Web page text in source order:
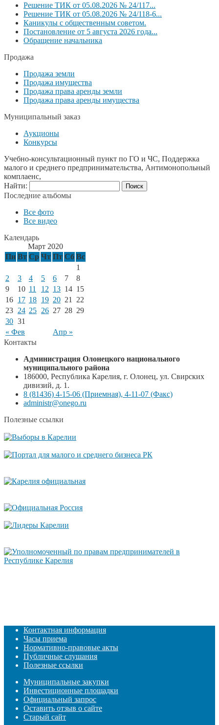
Решение ТИК от 05.08.2026 № 24/117...
Решение ТИК от 05.08.2026 № 24/118-6...
Каникулы с общественным советом.
Постановление от 5 августа 2026 года...
Обращение начальника
Продажа
Продажа земли
Продажа имущества
Продажа права аренды земли
Продажа права аренды имущества
Муниципальный заказ
Аукционы
Конкурсы
Учебно-консультационный пункт по ГО и ЧС, Поддержка
малого и среднего предпринимательства, Антимонопольный
комплаенс,
Найти:
Последние альбомы
Все фото
Все видео
Календарь
Март 2020
Пн Вт Ср Чт Пт Сб Вс
« Фев Апр »
1
2
3 4 5 6 7
8
9
10 11 12 13 14 15
16 17 18 19 20 21
22
23 24 25 26 27 28 29
30 31
Контакты
Администрация Олонецкого национального
муниципального района
186000, Республика Карелия, г. Олонец, ул. Свирских
дивизий, д. 1.
8 (81436) 4-15-06 (Приемная), 4-11-07 (Факс)
administr@onego.ru
Полезные ссылки
Контактная информация
Часы приема
Нормативно-правовые акты
Публичные слушания
Полезные ссылки
Муниципальные закупки
Инвестиционные площадки
Официальный запрос
Оставить отзыв о сайте
Старый сайт